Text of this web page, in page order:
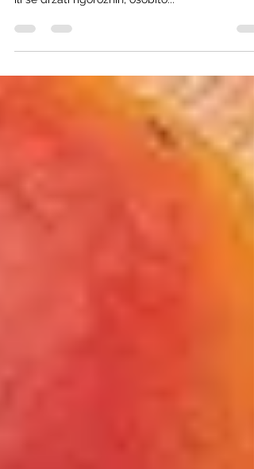
kako nije potrebno spremljati posebne
ili se držati rigoroznih, osobito...